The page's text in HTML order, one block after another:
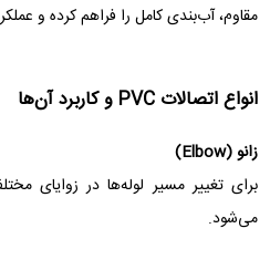
مقاوم، آب‌بندی کامل را فراهم کرده و
انواع اتصالات PVC و کاربرد آن‌ها
زانو (Elbow)
می‌شود.